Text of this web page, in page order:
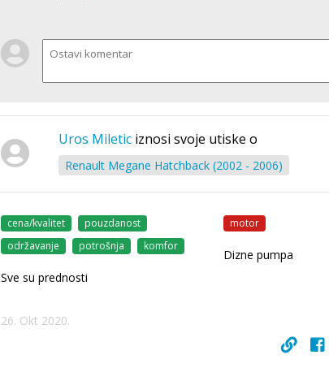
Uros Miletic iznosi svoje utiske o
Renault Megane Hatchback (2002 - 2006)
cena/kvalitet
pouzdanost
održavanje
potrošnja komfor
Sve su prednosti
motor
Dizne pumpa
26. Okt 2020.